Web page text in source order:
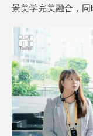
景美学完美融合，同